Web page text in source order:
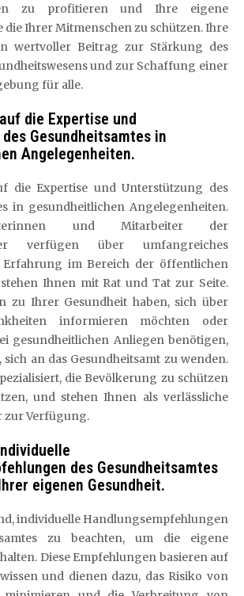
zu profitieren und Ihre eigene
die Ihrer Mitmenschen zu schützen. Ihre
wertvoller Beitrag zur Stärkung des
und zur Schaffung einer
für alle.
die Expertise und
Gesundheitsamtes in
Angelegenheiten.
die Expertise und Unterstützung des
in gesundheitlichen Angelegenheiten.
und Mitarbeiter der
verfügen über umfangreiches
Erfahrung im Bereich der öffentlichen
Ihnen mit Rat und Tat zur Seite.
zu Ihrer Gesundheit haben, sich über
informieren möchten oder
gesundheitlichen Anliegen benötigen,
an das Gesundheitsamt zu wenden.
die Bevölkerung zu schützen
und stehen Ihnen als verlässliche
zur Verfügung.
des Gesundheitsamtes
eigenen Gesundheit.
individuelle Handlungsempfehlungen
zu beachten, um die eigene
Diese Empfehlungen basieren auf
und dienen dazu, das Risiko von